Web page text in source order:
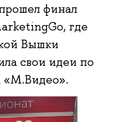
финал
где
Вышки
свои идеи по
«М.Видео».